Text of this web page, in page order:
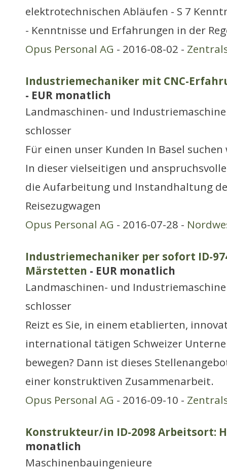
elektrotechnischen Abläufen - S 7
- Kenntnisse und Erfahrungen in der
Opus Personal AG - 2016-08-02 -
Industriemechaniker mit CNC-
- EUR monatlich
Landmaschinen- und
schlosser
Für einen unser Kunden In Basel
In dieser vielseitigen und
die Aufarbeitung und Instandhaltung
Reisezugwagen
Opus Personal AG - 2016-07-28 -
Industriemechaniker per sofort ID-
Märstetten - EUR monatlich
Landmaschinen- und
schlosser
Reizt es Sie, in einem etablierten,
international tätigen Schweizer
bewegen? Dann ist dieses
einer konstruktiven Zusammenarbeit.
Opus Personal AG - 2016-09-10 -
Konstrukteur/in ID-2098 Arbeitsort:
monatlich
Maschinenbauingenieure